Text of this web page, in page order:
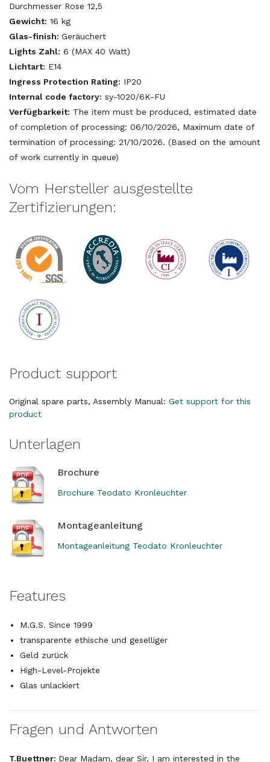
Durchmesser Rose 12,5
Gewicht: 16 kg
Glas-finish: Geräuchert
Lights Zahl: 6 (MAX 40 Watt)
Lichtart: E14
Ingress Protection Rating: IP20
Internal code factory: sy-1020/6K-FU
Verfügbarkeit: The item must be produced, estimated date
of completion of processing: 06/10/2026, Maximum date of
termination of processing: 21/10/2026. (Based on the amount
of work currently in queue)
Vom Hersteller ausgestellte
Zertifizierungen:
Product support
Original spare parts, Assembly Manual: Get support for this
product
Unterlagen
Brochure
Brochure Teodato Kronleuchter
Montageanleitung
Montageanleitung Teodato Kronleuchter
Features
M.G.S. Since 1999
transparente ethische und geselliger
Geld zurück
High-Level-Projekte
Glas unlackiert
Fragen und Antworten
T.Buettner: Dear Madam, dear Sir, I am interested in the